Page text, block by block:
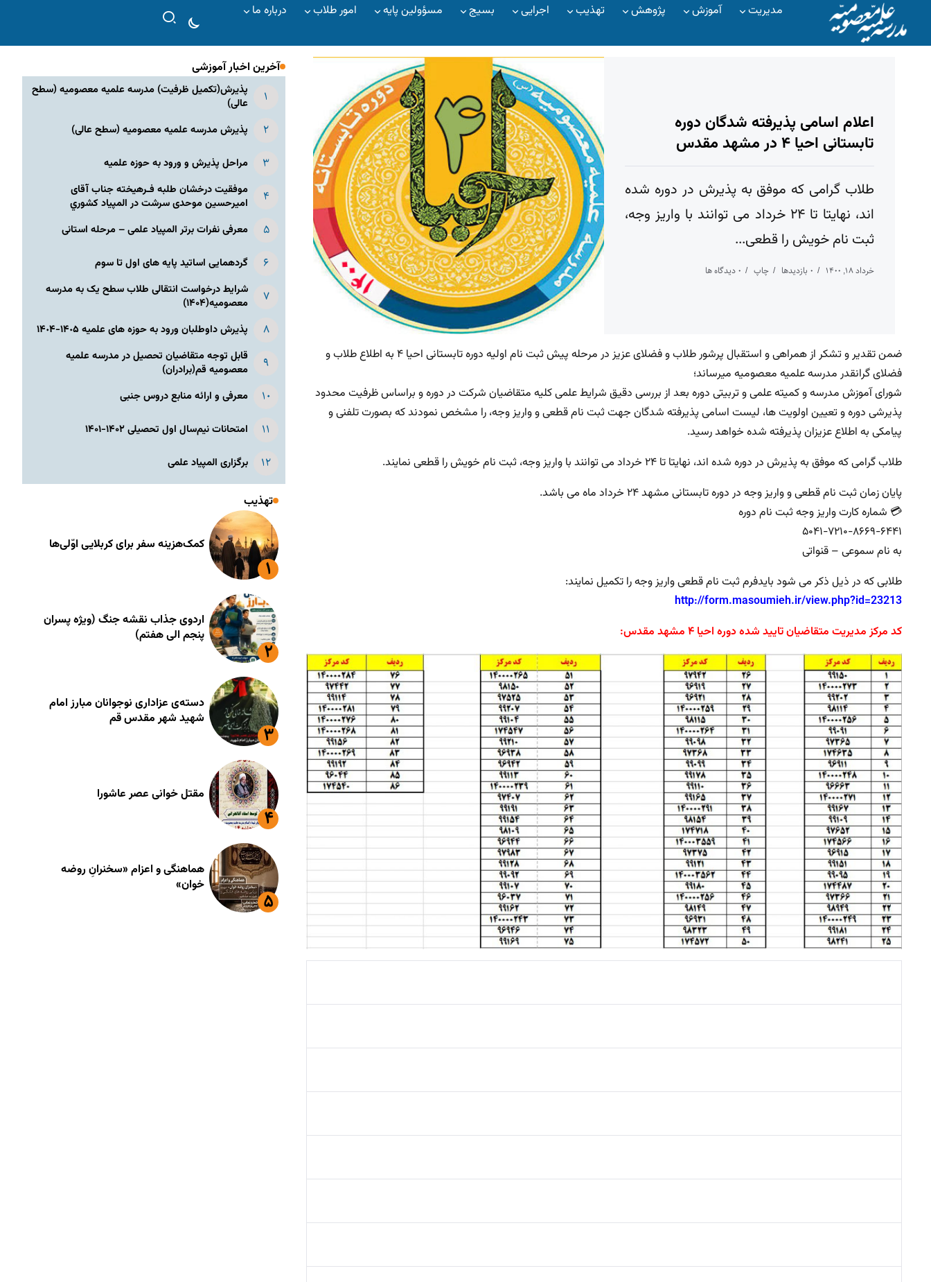
مدیریت آموزش پژوهش تهذیب اجرایی بسیج مسؤولین پایه امور طلاب درباره ما
اعلام اسامی پذیرفته شدگان دوره
تابستانی احیا ۴ در مشهد مقدس
طلاب گرامی که موفق به پذیرش در دوره شده
اند، نهایتا تا ۲۴ خرداد می توانند با واریز وجه،
ثبت نام خویش را قطعی...
خرداد ۱۸, ۱۴۰۰ ۰ بازدیدها چاپ ۰ دیدگاه ها
ضمن تقدیر و تشکر از همراهی و استقبال پرشور طلاب و فضلای عزیز در مرحله پیش ثبت نام اولیه دوره تابستانی احیا ۴ به اطلاع طلاب و
فضلای گرانقدر مدرسه علمیه معصومیه میرساند؛
شورای آموزش مدرسه و کمیته علمی و تربیتی دوره بعد از بررسی دقیق شرایط علمی کلیه متقاضیان شرکت در دوره و براساس ظرفیت محدود
پذیرشی دوره و تعیین اولویت ها، لیست اسامی پذیرفته شدگان جهت ثبت نام قطعی و واریز وجه، را مشخص نمودند که بصورت تلفنی و
پیامکی به اطلاع عزیزان پذیرفته شده خواهد رسید.
طلاب گرامی که موفق به پذیرش در دوره شده اند، نهایتا تا ۲۴ خرداد می توانند با واریز وجه، ثبت نام خویش را قطعی نمایند.
پایان زمان ثبت نام قطعی و واریز وجه در دوره تابستانی مشهد ۲۴ خرداد ماه می باشد.
💳 شماره کارت واریز وجه ثبت نام دوره
۵۰۴۱-۷۲۱۰-۸۶۶۹-۶۴۴۱
به نام سموعی – قنواتی
طلابی که در ذیل ذکر می شود بایدفرم ثبت نام قطعی واریز وجه را تکمیل نمایند:
http://form.masoumieh.ir/view.php?id=23213
کد مرکز مدیریت متقاضیان تایید شده دوره احیا ۴ مشهد مقدس:
آخرین اخبار آموزشی
پذیرش(تکمیل ظرفیت) مدرسه علمیه معصومیه‌ (سطح
عالی)
پذیرش مدرسه علمیه معصومیه‌ (سطح عالی)
مراحل پذیرش و ورود به حوزه علمیه
موفقیت درخشان طلبه فـرهیخته جناب آقای
امیرحسین موحدی سرشت در المپياد كشوري
معرفی نفرات برتر المپیاد علمی – مرحله استانی
گردهمایی اساتید پایه های اول تا سوم
شرایط درخواست انتقالی طلاب سطح یک به مدرسه
معصومیه(۱۴۰۴)
پذیرش داوطلبان ورود به حوزه های علمیه ١۴٠۵-١۴٠۴
قابل توجه متقاضیان تحصیل در مدرسه علمیه
معصومیه قم(برادران)
معرفی و ارائه منابع دروس جنبی
امتحانات نیم‌سال اول تحصیلی ۱۴۰۲-۱۴۰۱
برگزاری المپیاد علمی
تهذیب
کمک‌هزینه سفر برای کربلایی اوّلی‌ها
اردوی جذاب نقشه جنگ (ویژه پسران
پنجم الی هفتم)
دسته‌ی عزاداری نوجوانان مبارز امام
شهید شهر مقدس قم
مقتل خوانی عصر عاشورا
هماهنگی و اعزام «سخنرانِ روضه
خوان»